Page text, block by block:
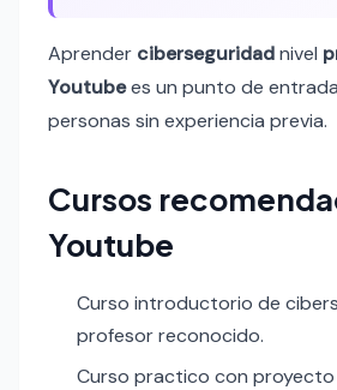
Aprender ciberseguridadnivel
Youtubees un punto de
personas sin experiencia previa.
Cursos
Youtube
Curso introductorio de
profesor reconocido.
Curso practico con proyecto